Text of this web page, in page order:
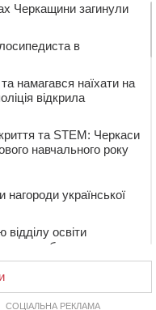
Черкащини загинули
в
намагався наїхати на
відкрила
та STEM: Черкаси
навчального року
української
освіти
збитки
на Курщині
СОЦІАЛЬНА РЕКЛАМА